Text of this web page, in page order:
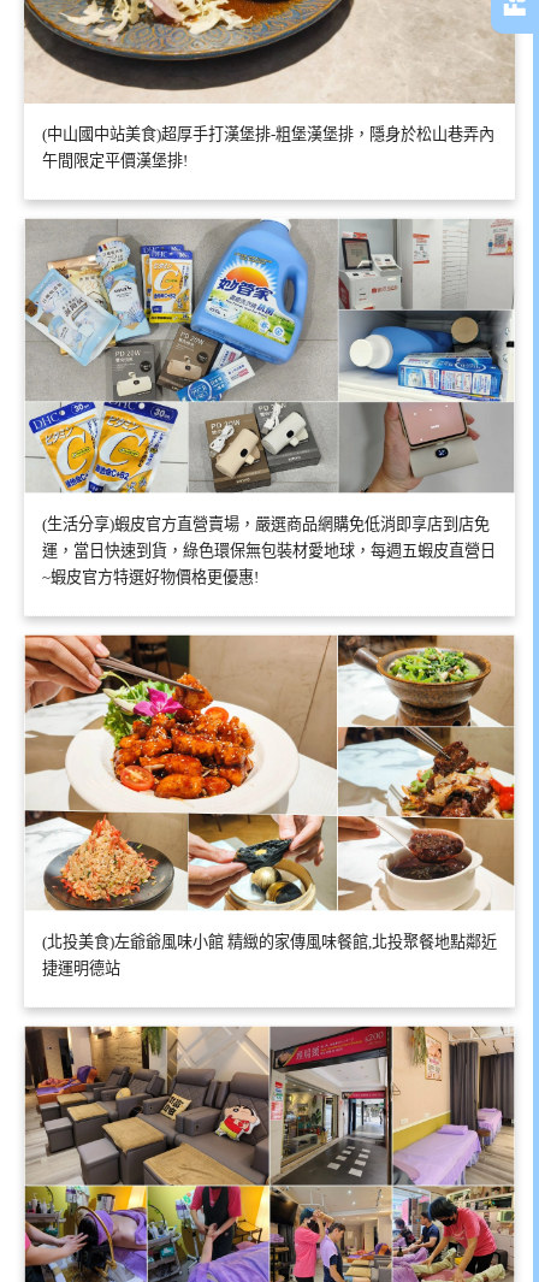
(中山國中站美食)超厚手打漢堡排-粗堡漢堡排，隱身於松山巷弄內
午間限定平價漢堡排!
(生活分享)蝦皮官方直營賣場，嚴選商品網購免低消即享店到店免
運，當日快速到貨，綠色環保無包裝材愛地球，每週五蝦皮直營日
~蝦皮官方特選好物價格更優惠!
(北投美食)左爺爺風味小館 精緻的家傳風味餐館,北投聚餐地點鄰近
捷運明德站